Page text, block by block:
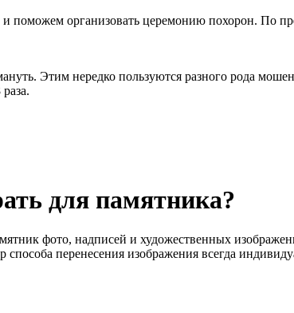
поможем организовать церемонию похорон. По
Этим нередко пользуются разного рода
для памятника?
фото, надписей и художественных
перенесения изображения всегда